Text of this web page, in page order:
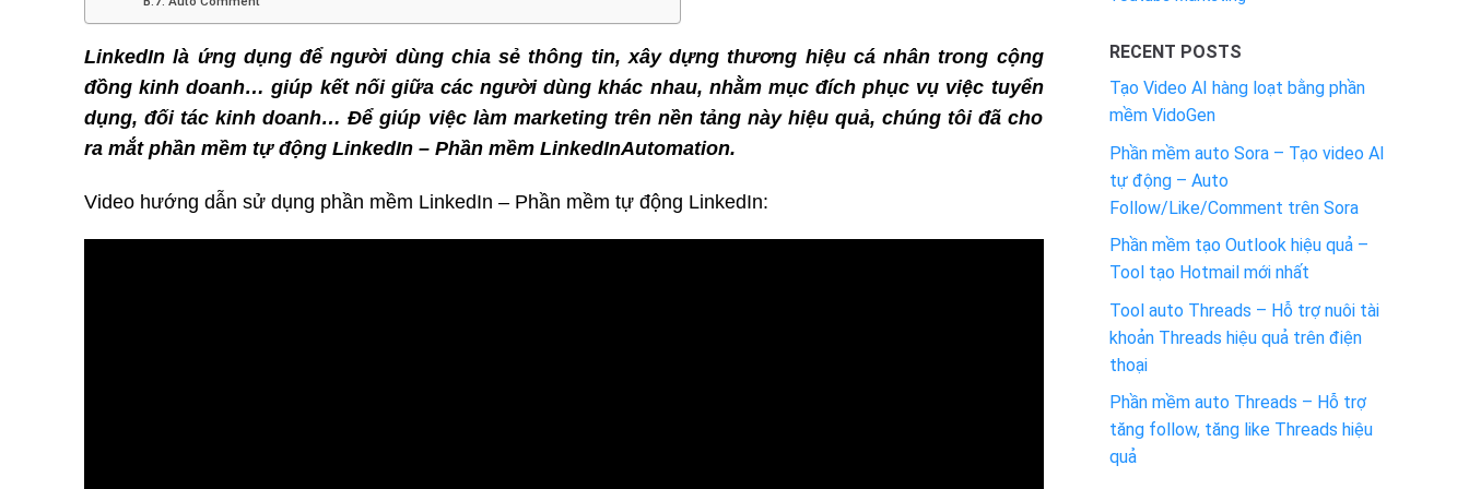
LinkedIn là ứng dụng để người dùng chia sẻ thông tin, xây dựng thương hiệu cá nhân trong cộng
đồng kinh doanh… giúp kết nối giữa các người dùng khác nhau, nhằm mục đích phục vụ việc tuyển
dụng, đối tác kinh doanh… Để giúp việc làm marketing trên nền tảng này hiệu quả, chúng tôi đã cho
ra mắt phần mềm tự động LinkedIn – Phần mềm LinkedInAutomation.
Video hướng dẫn sử dụng phần mềm LinkedIn – Phần mềm tự động LinkedIn:
RECENT POSTS
Tạo Video AI hàng loạt bằng phần
mềm VidoGen
Phần mềm auto Sora – Tạo video AI
tự động – Auto
Follow/Like/Comment trên Sora
Phần mềm tạo Outlook hiệu quả –
Tool tạo Hotmail mới nhất
Tool auto Threads – Hỗ trợ nuôi tài
khoản Threads hiệu quả trên điện
thoại
Phần mềm auto Threads – Hỗ trợ
tăng follow, tăng like Threads hiệu
quả